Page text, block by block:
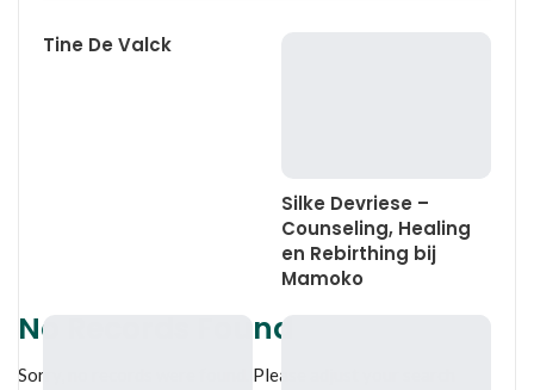
No Records Found
Sorry, no records were found. Please adjust your search
Tine De Valck
Silke Devriese –
Counseling, Healing
en Rebirthing bij
Mamoko